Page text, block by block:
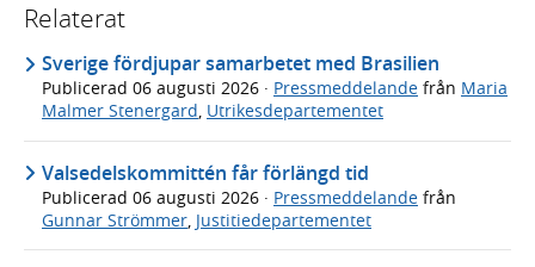
Relaterat
Sverige fördjupar samarbetet med Brasilien
Publicerad 06 augusti 2026 · Pressmeddelande från Maria
Malmer Stenergard, Utrikesdepartementet
Valsedelskommittén får förlängd tid
Publicerad 06 augusti 2026 · Pressmeddelande från
Gunnar Strömmer, Justitiedepartementet